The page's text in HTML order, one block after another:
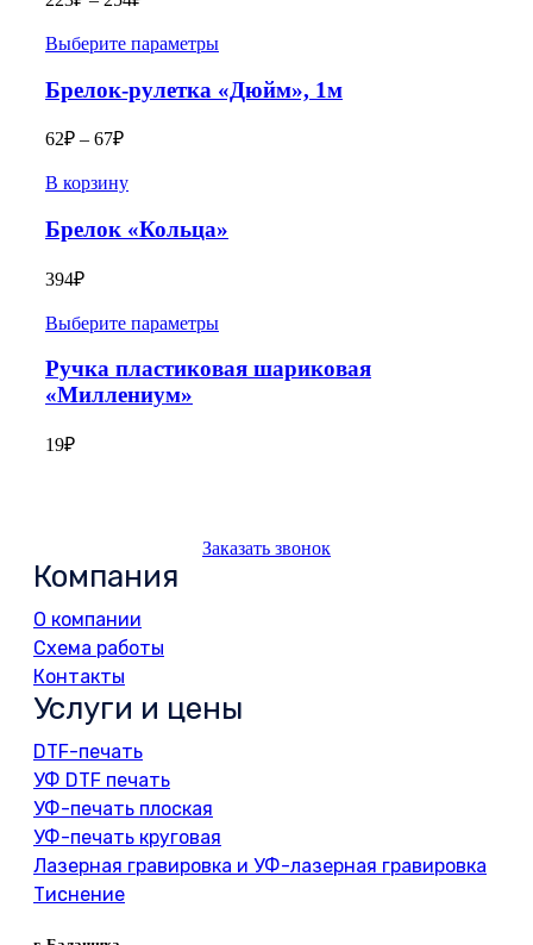
Выберите параметры
Брелок-рулетка «Дюйм», 1м
62₽ – 67₽
В корзину
Брелок «Кольца»
394₽
Выберите параметры
Ручка пластиковая шариковая
«Миллениум»
19₽
Заказать звонок
Компания
О компании
Схема работы
Контакты
Услуги и цены
DTF-печать
УФ DTF печать
УФ-печать плоская
УФ-печать круговая
Лазерная гравировка и УФ-лазерная гравировка
Тиснение